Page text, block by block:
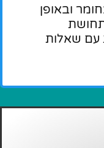
ובאופן
עם שאלות